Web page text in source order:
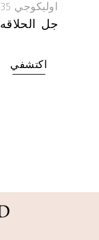
اوليكوجي 35
جل الحلاقه
اكتشفي